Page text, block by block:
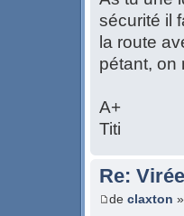
sécurité il
la route
pétant, on
A+
Titi
Re:
de claxton